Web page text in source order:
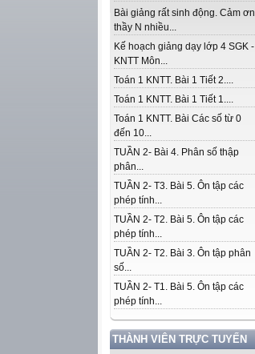
Bài giảng rất sinh động. Cảm ơn
thầy N nhiều...
Kế hoạch giảng dạy lớp 4 SGK -
KNTT Môn...
Toán 1 KNTT. Bài 1 Tiết 2....
Toán 1 KNTT. Bài 1 Tiết 1....
Toán 1 KNTT. Bài Các số từ 0
đến 10...
TUẦN 2- Bài 4. Phân số thập
phân...
TUẦN 2- T3. Bài 5. Ôn tập các
phép tính...
TUẦN 2- T2. Bài 5. Ôn tập các
phép tính...
TUẦN 2- T2. Bài 3. Ôn tập phân
số...
TUẦN 2- T1. Bài 5. Ôn tập các
phép tính...
THÀNH VIÊN TRỰC TUYẾN